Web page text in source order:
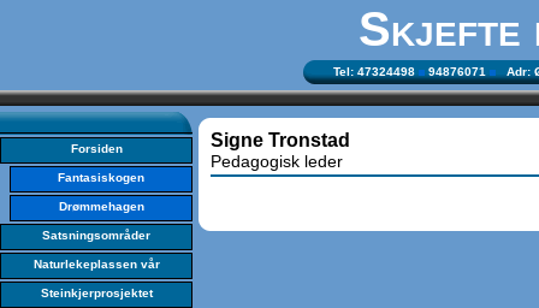
Skjefte
Tel: 47324498 94876071 Adr:
Forsiden
Fantasiskogen
Drømmehagen
Satsningsområder
Naturlekeplassen vår
Steinkjerprosjektet
Signe Tronstad
Pedagogisk leder